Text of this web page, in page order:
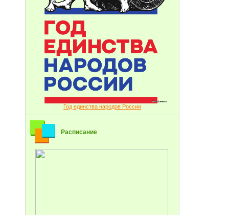
Год единства народов России
Расписание